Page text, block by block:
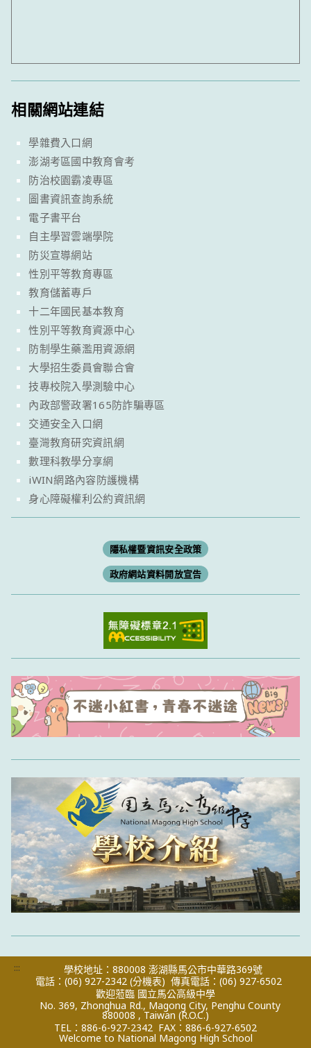
相關網站連結
學雜費入口網
澎湖考區國中教育會考
防治校園霸凌專區
圖書資訊查詢系統
電子書平台
自主學習雲端學院
防災宣導網站
性別平等教育專區
教育儲蓄專戶
十二年國民基本教育
性別平等教育資源中心
防制學生藥濫用資源網
大學招生委員會聯合會
技專校院入學測驗中心
內政部警政署165防詐騙專區
交通安全入口網
臺灣教育研究資訊網
數理科教學分享網
iWIN網路內容防護機構
身心障礙權利公約資訊網
隱私權暨資訊安全政策
政府網站資料開放宣告
:::
學校地址：880008 澎湖縣馬公市中華路369號
電話：(06) 927-2342 (分機表) 傳真電話：(06) 927-6502
歡迎蒞臨 國立馬公高級中學
No. 369, Zhonghua Rd., Magong City, Penghu County
880008 , Taiwan (R.O.C.)
TEL：886-6-927-2342 FAX：886-6-927-6502
Welcome to National Magong High School